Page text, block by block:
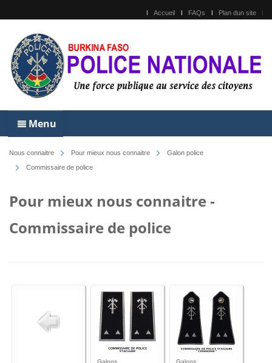
Accueil FAQs Plan dun site
Menu
Nous connaitre Pour mieux nous connaitre
Galon police
Commissaire de police
Pour mieux nous connaitre -
Commissaire de police
Galons Galons